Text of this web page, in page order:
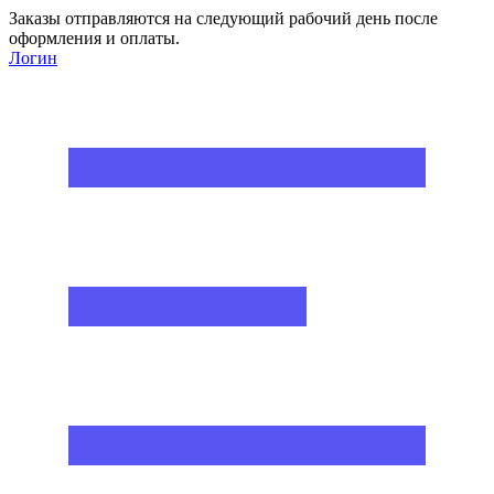
Заказы отправляются на следующий рабочий день после
оформления и оплаты.
Логин